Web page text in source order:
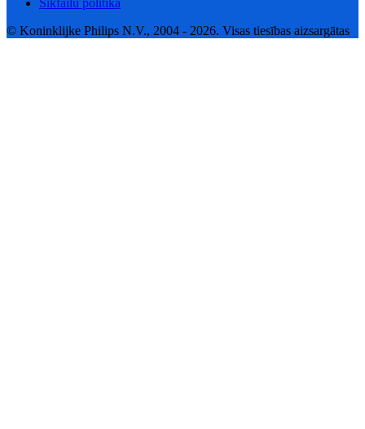
© Koninklijke Philips N.V., 2004 - 2026. Visas tiesības aizsargātas